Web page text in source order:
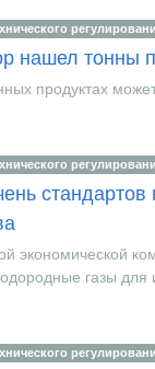
нашел тонны
продуктах
экономической
газы для